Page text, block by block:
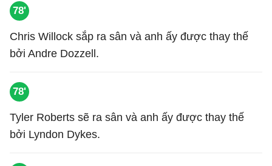
78'
Chris Willock sắp ra sân và anh ấy được thay thế
bởi Andre Dozzell.
78'
Tyler Roberts sẽ ra sân và anh ấy được thay thế
bởi Lyndon Dykes.